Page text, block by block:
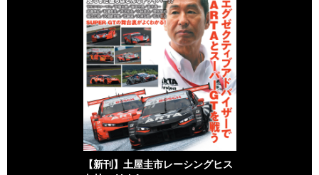
【新刊】土屋圭市レーシングヒス